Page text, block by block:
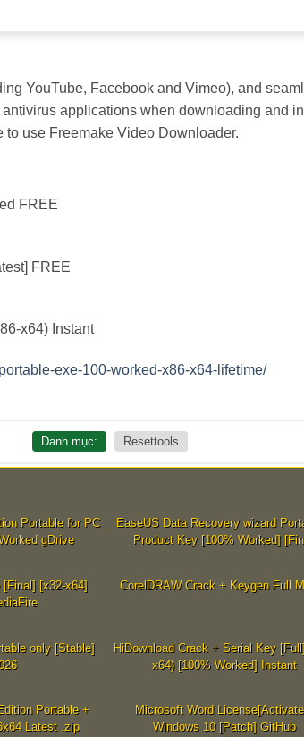
YouTube, Facebook and Vimeo), and
applications when downloading and
to use Freemake Video Downloader.
FREE
FREE
x64) Instant
exe-100-worked-x86-x64-lifetime/
Danh mục: Resettools
Portable for PC
gDrive
EaseUS Data Recovery wizard
Product Key [100% Worked]
[Final] [x32-x64]
CorelDRAW Crack + Keygen Full
only [Stable]
HiDownload Crack + Serial Key
x64) [100% Worked] Instant
Portable +
Latest .zip
Microsoft Word
Windows 10 [Patch] GitHub